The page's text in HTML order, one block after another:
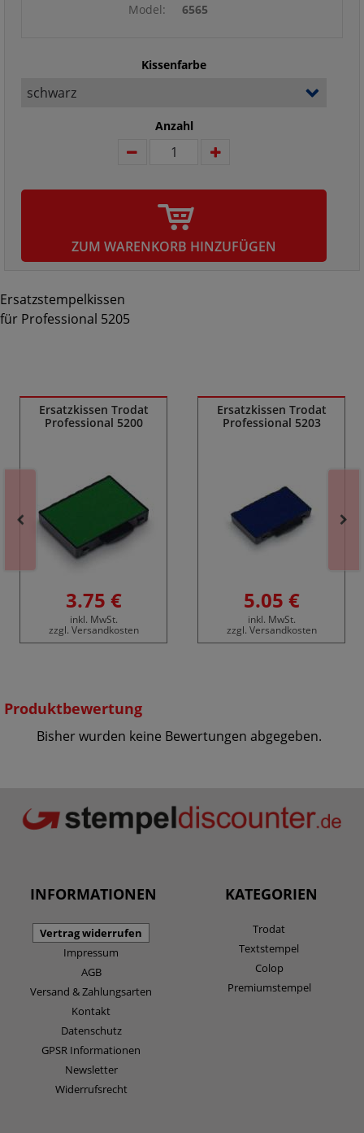
Model: 6565
Kissenfarbe
Anzahl
ZUM WARENKORB HINZUFÜGEN
Ersatzstempelkissen
für Professional 5205
Ersatzkissen Trodat
Professional 5200
3.75 €
inkl. MwSt.
zzgl. Versandkosten
Ersatzkissen Trodat
Professional 5203
5.05 €
inkl. MwSt.
zzgl. Versandkosten
Produktbewertung
Bisher wurden keine Bewertungen abgegeben.
INFORMATIONEN
Vertrag widerrufen
Impressum
AGB
Versand & Zahlungsarten
Kontakt
Datenschutz
GPSR Informationen
Newsletter
Widerrufsrecht
KATEGORIEN
Trodat
Textstempel
Colop
Premiumstempel